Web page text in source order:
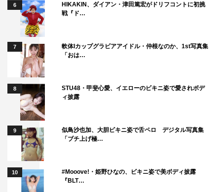
6
HIKAKIN、ダイアン・津田篤宏がドリフコントに初挑
戦『ド…
7
軟体Iカップグラビアアイドル・仲根なのか、1st写真集
「おは…
8
STU48・甲斐心愛、イエローのビキニ姿で愛されボデ
ィ披露
9
似鳥沙也加、大胆ビキニ姿で舌ペロ デジタル写真集
「ブチ上げ極…
10
#Mooove!・姫野ひなの、ビキニ姿で美ボディ披露
『BLT…